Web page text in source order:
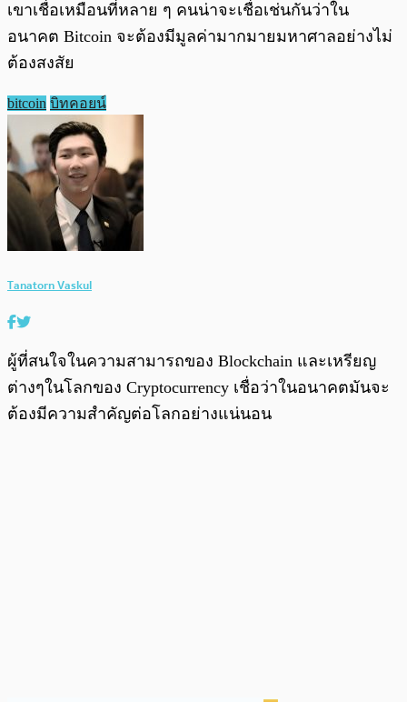
เขาเชื่อเหมือนที่หลาย ๆ คนน่าจะเชื่อเช่นกันว่าใน
อนาคต Bitcoin จะต้องมีมูลค่ามากมายมหาศาลอย่างไม่
ต้องสงสัย
bitcoin บิทคอยน์
Tanatorn Vaskul
ผู้ที่สนใจในความสามารถของ Blockchain และเหรียญ
ต่างๆในโลกของ Cryptocurrency เชื่อว่าในอนาคตมันจะ
ต้องมีความสำคัญต่อโลกอย่างแน่นอน